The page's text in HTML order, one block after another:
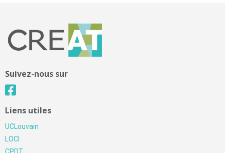
Suivez-nous sur
Liens utiles
UCLouvain
LOCI